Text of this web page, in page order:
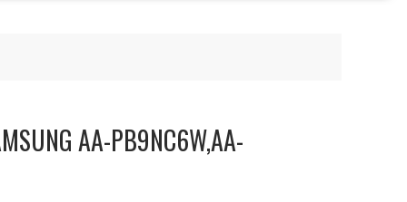
AA-PB9NC6W,AA-